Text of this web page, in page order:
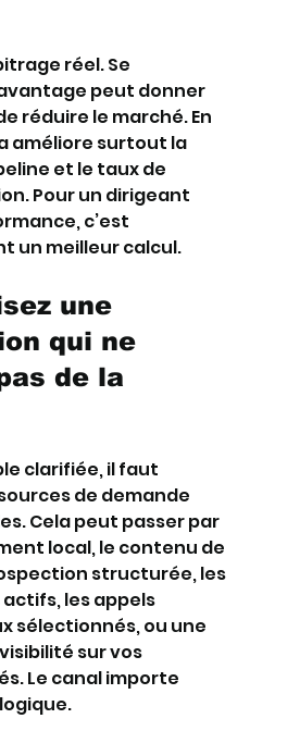
réel. Se
peut donner
réduire le marché. En
améliore surtout la
et le taux de
Pour un dirigeant
c’est
un meilleur calcul.
une
qui ne
de la
clarifiée, il faut
de demande
Cela peut passer par
local, le contenu de
structurée, les
les appels
sélectionnés, ou une
sur vos
Le canal importe